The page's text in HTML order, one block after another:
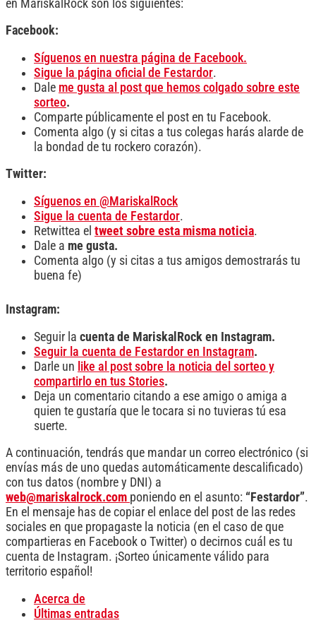
en MariskalRock son los siguientes:
Facebook:
Síguenos en nuestra página de Facebook.
Sigue la página oficial de Festardor.
Dale me gusta al post que hemos colgado sobre este
sorteo.
Comparte públicamente el post en tu Facebook.
Comenta algo (y si citas a tus colegas harás alarde de
la bondad de tu rockero corazón).
Twitter:
Síguenos en @MariskalRock
Sigue la cuenta de Festardor.
Retwittea el tweet sobre esta misma noticia.
Dale a me gusta.
Comenta algo (y si citas a tus amigos demostrarás tu
buena fe)
Instagram:
Seguir la cuenta de MariskalRock en Instagram.
Seguir la cuenta de Festardor en Instagram.
Darle un like al post sobre la noticia del sorteo y
compartirlo en tus Stories.
Deja un comentario citando a ese amigo o amiga a
quien te gustaría que le tocara si no tuvieras tú esa
suerte.
A continuación, tendrás que mandar un correo electrónico (si
envías más de uno quedas automáticamente descalificado)
con tus datos (nombre y DNI) a
web@mariskalrock.com poniendo en el asunto: “Festardor”.
En el mensaje has de copiar el enlace del post de las redes
sociales en que propagaste la noticia (en el caso de que
compartieras en Facebook o Twitter) o decirnos cuál es tu
cuenta de Instagram. ¡Sorteo únicamente válido para
territorio español!
Acerca de
Últimas entradas